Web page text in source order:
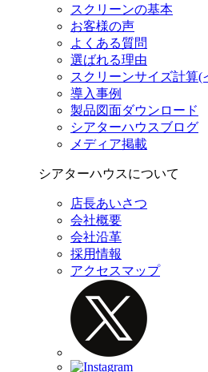
スクリーンの基本
お客様の声
よくある質問
選ばれる理由
スクリーンサイズ計算(
導入事例
製品図面ダウンロード
シアターハウスブログ
メディア掲載
シアターハウスについて
店長あいさつ
会社概要
会社沿革
採用情報
アクセスマップ